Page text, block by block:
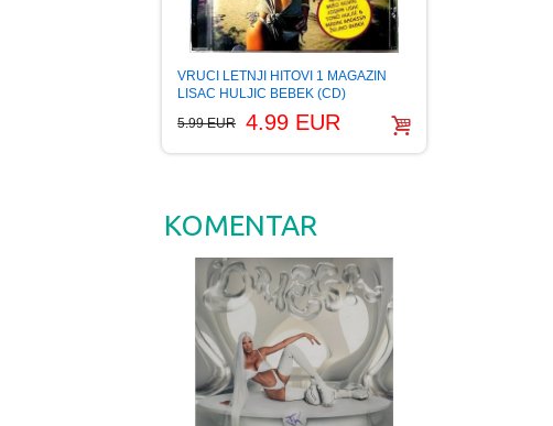
VRUCI LETNJI HITOVI 1 MAGAZIN
LISAC HULJIC BEBEK (CD)
5.99 EUR
4.99 EUR
KOMENTAR